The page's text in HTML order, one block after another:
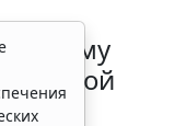
малому